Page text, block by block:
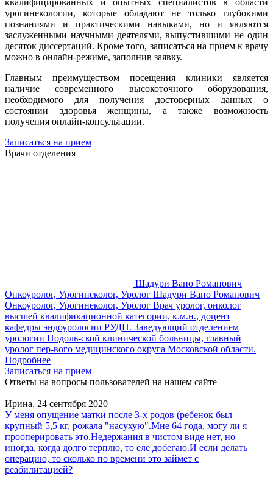
урогинекологии, которые обладают не только глубокими
познаниями и практическими навыками, но и являются
заслуженными научными деятелями, выпустившими не один
десяток диссертаций. Кроме того, записаться на прием к врачу
можно в онлайн-режиме, заполнив заявку.
Главным преимуществом посещения клиники является
наличие современного высокоточного оборудования,
необходимого для получения достоверных данных о
состоянии здоровья женщины, а также возможность
получения онлайн-консультации.
Записаться на прием
Врачи отделения
Шадури Вано Романович
Онкоуролог, Урогинеколог, Уролог Шадури Вано Романович
Онкоуролог, Урогинеколог, Уролог Врач уролог, онколог
высшей квалификационной категории, к.м.н., доцент
кафедры эндоурологии РУДН. Заведующий отделением
урологии Подоль-ской клинической больницы, главный
уролог пер-вого медицинского округа Московской области.
Подробнее
Записаться на прием
Ответы на вопросы пользователей на нашем сайте
Ирина, 24 сентября 2020
У меня опущение матки после 3-х родов (ребенок был
крупный 5,5 кг, рожала "насухую".Мне 64 года, могу ли я
прооперировать это.Недержания в чистом виде нет, но
иногда, когда долго терплю, то еле добегаю.И если делать
операцию, то сколько по времени это займет с
реабилитацией?